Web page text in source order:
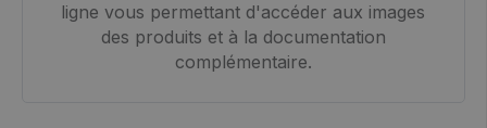
ligne vous permettant d'accéder aux images
des produits et à la documentation
complémentaire.